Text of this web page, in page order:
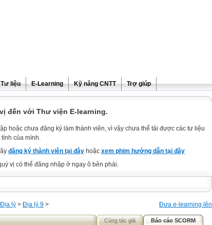
Tư liệu E-Learning Kỹ năng CNTT Trợ giúp
đến với Thư viện E-learning.
hoặc chưa đăng ký làm thành viên, vì vậy chưa thể tải được các tư liệu
của mình.
đăng ký thành viên tại đây hoặc xem phim hướng dẫn tại đây
vị có thể đăng nhập ở ngay ô bên phải.
Đưa e-learning lên
Địa lý > Địa lý 9 >
Cùng tác giả Báo cáo SCORM